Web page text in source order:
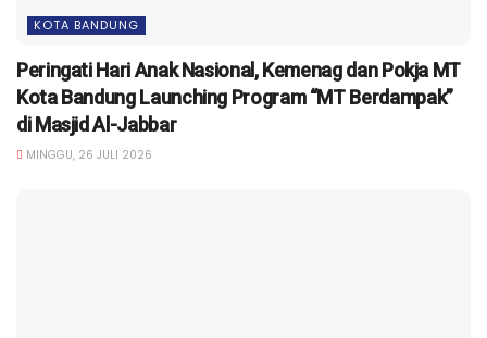
KOTA BANDUNG
Peringati Hari Anak Nasional, Kemenag dan Pokja MT
Kota Bandung Launching Program “MT Berdampak”
di Masjid Al-Jabbar
MINGGU, 26 JULI 2026